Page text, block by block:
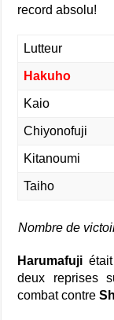
record absolu!
Lutteur
Hakuho
Kaio
Chiyonofuji
Kitanoumi
Taiho
Nombre de
Harumafuji
deux reprises
combat contre